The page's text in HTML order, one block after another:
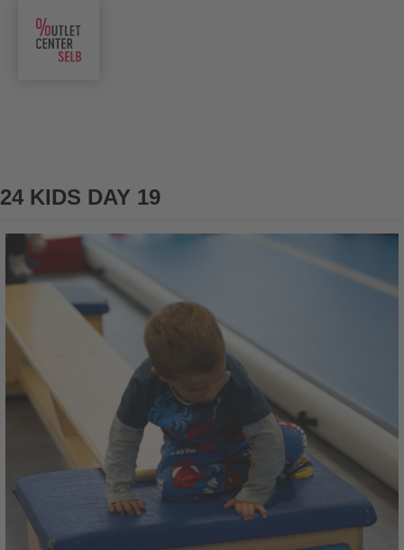
24 KIDS DAY 19